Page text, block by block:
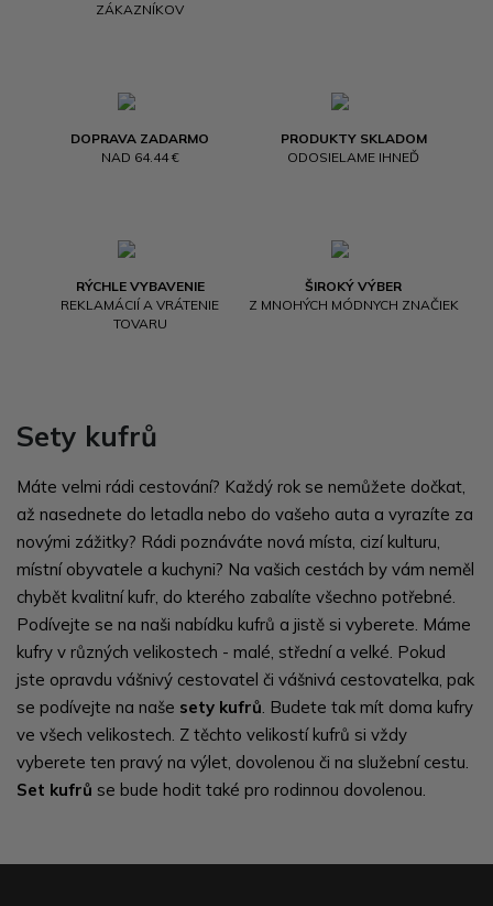
ZÁKAZNÍKOV
DOPRAVA ZADARMO
NAD 64.44 €
PRODUKTY SKLADOM
ODOSIELAME IHNEĎ
RÝCHLE VYBAVENIE
REKLAMÁCIÍ A VRÁTENIE
TOVARU
ŠIROKÝ VÝBER
Z MNOHÝCH MÓDNYCH ZNAČIEK
Sety kufrů
Máte velmi rádi cestování? Každý rok se nemůžete dočkat,
až nasednete do letadla nebo do vašeho auta a vyrazíte za
novými zážitky? Rádi poznáváte nová místa, cizí kulturu,
místní obyvatele a kuchyni? Na vašich cestách by vám neměl
chybět kvalitní kufr, do kterého zabalíte všechno potřebné.
Podívejte se na naši nabídku kufrů a jistě si vyberete. Máme
kufry v různých velikostech - malé, střední a velké. Pokud
jste opravdu vášnivý cestovatel či vášnivá cestovatelka, pak
se podívejte na naše sety kufrů. Budete tak mít doma kufry
ve všech velikostech. Z těchto velikostí kufrů si vždy
vyberete ten pravý na výlet, dovolenou či na služební cestu.
Set kufrů se bude hodit také pro rodinnou dovolenou.